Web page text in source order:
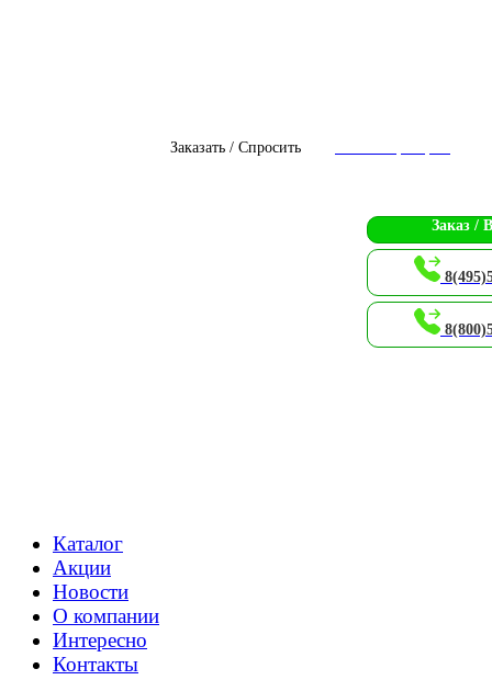
Заказать / Спросить
Заказ /
Каталог
Акции
Новости
О компании
Интересно
Контакты